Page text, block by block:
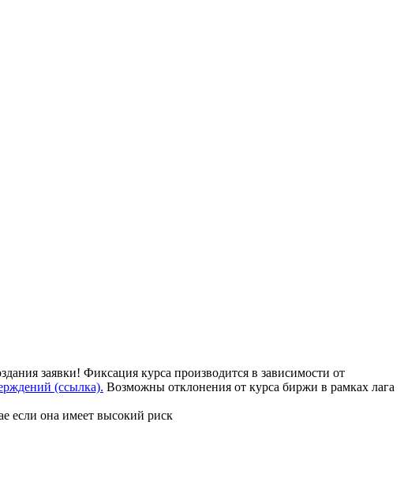
заявки! Фиксация курса производится в зависимости от
(ссылка). Возможны отклонения от курса биржи в рамках лага
если она имеет высокий риск